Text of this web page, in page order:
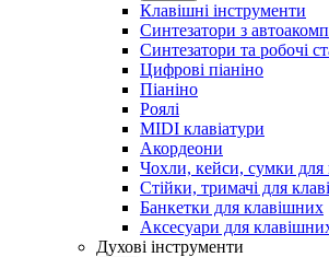
Клавішні інструменти
Синтезатори з
Синтезатори та робочі
Цифрові піаніно
Піаніно
Роялі
MIDI клавіатури
Акордеони
Чохли, кейси, сумки для
Стійки, тримачі для
Банкетки для клавішних
Аксесуари для
Духові інструменти